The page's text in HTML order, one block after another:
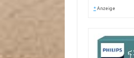
* Anzeige